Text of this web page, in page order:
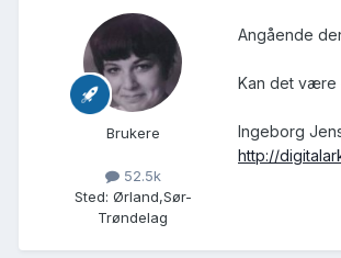
Brukere
52.5k
Sted: Ørland,Sør-
Trøndelag
Angående
Kan det være
Ingeborg
http://